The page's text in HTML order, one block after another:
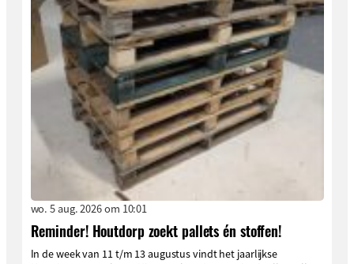
wo. 5 aug. 2026 om 10:01
Reminder! Houtdorp zoekt pallets én stoffen!
In de week van 11 t/m 13 augustus vindt het jaarlijkse